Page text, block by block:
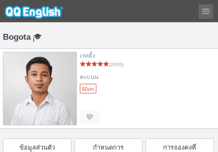
Bogota
เรทติ้ง
(2655)
คะแนน
50pts
ข้อมูลส่วนตัว กำหนดการ การจองคงที่